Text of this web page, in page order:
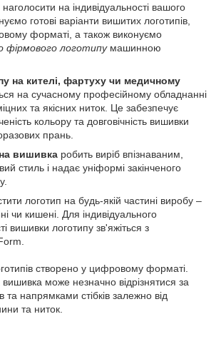
на індивідуальності вашого
готові варіанти вишитих логотипів,
форматі, а також виконуємо
фірмового логотипумашинною
на кителі, фартуху чи медичному
на сучасному професійному обладнанні
та якісних ниток. Це забезпечує
кольору та довговічність вишивки
прань.
вишивка робить виріб впізнаваним,
стиль і надає уніформі закінченого
логотип на будь-якій частині виробу –
чи кишені. Для індивідуального
вишивки логотипу зв'яжіться з
створено у цифровому форматі.
може незначно відрізнятися за
та напрямками стібків залежно від
та ниток.